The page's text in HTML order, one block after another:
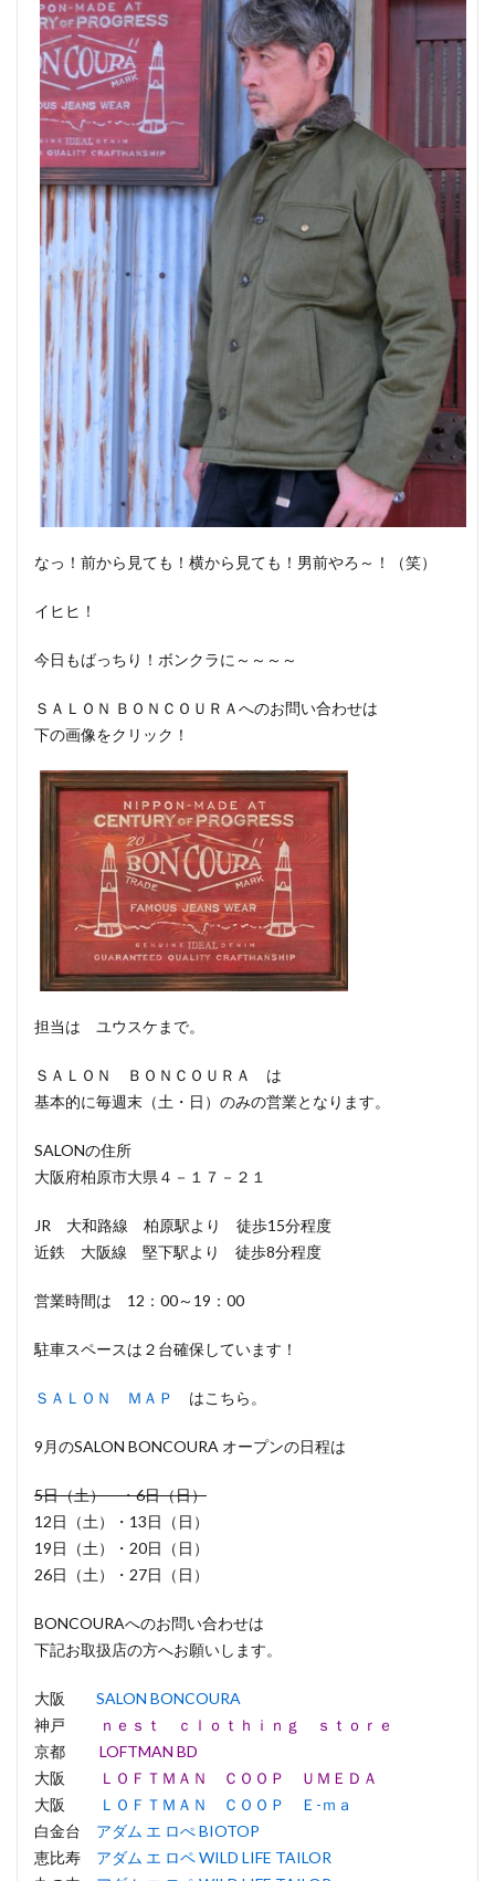
なっ！前から見ても！横から見ても！男前やろ～！（笑）
イヒヒ！
今日もばっちり！ボンクラに～～～～
ＳＡＬＯＮ ＢＯＮＣＯＵＲＡへのお問い合わせは
下の画像をクリック！
担当は ユウスケまで。
ＳＡＬＯＮ ＢＯＮＣＯＵＲＡ は
基本的に毎週末（土・日）のみの営業となります。
SALONの住所
大阪府柏原市大県４－１７－２１
JR 大和路線 柏原駅より 徒歩15分程度
近鉄 大阪線 堅下駅より 徒歩8分程度
営業時間は 12：00～19：00
駐車スペースは２台確保しています！
ＳＡＬＯＮ ＭＡＰ はこちら。
9月のSALON BONCOURA オープンの日程は
5日（土） ・6日（日）
12日（土）・13日（日）
19日（土）・20日（日）
26日（土）・27日（日）
BONCOURAへのお問い合わせは
下記お取扱店の方へお願いします。
大阪 SALON BONCOURA
神戸
ｎｅｓｔ ｃｌｏｔｈｉｎｇ ｓｔｏｒｅ
京都 LOFTMAN BD
大阪
ＬＯＦＴＭＡＮ ＣＯＯＰ ＵＭＥＤＡ
大阪
ＬＯＦＴＭＡＮ ＣＯＯＰ Ｅ-ｍａ
白金台 アダム エ ロぺ BIOTOP
恵比寿 アダム エ ロペ WILD LIFE TAILOR